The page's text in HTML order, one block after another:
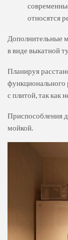
относятся
Дополнительные
в виде выкатной
Планируя
функционального
с плитой, так как
Приспособления
мойкой.